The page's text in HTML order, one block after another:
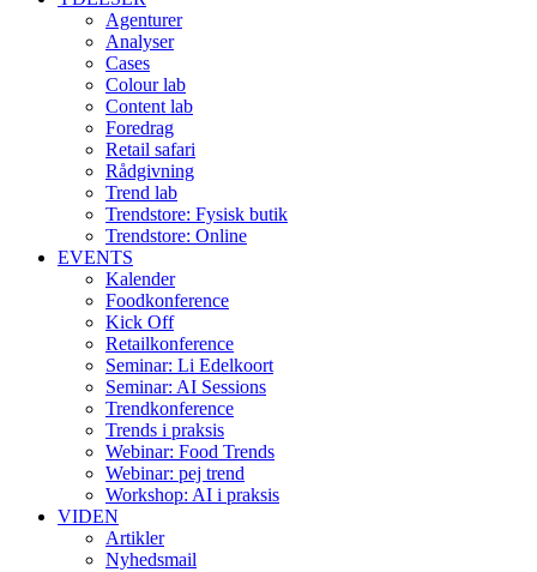
Agenturer
Analyser
Cases
Colour lab
Content lab
Foredrag
Retail safari
Rådgivning
Trend lab
Trendstore: Fysisk butik
Trendstore: Online
EVENTS
Kalender
Foodkonference
Kick Off
Retailkonference
Seminar: Li Edelkoort
Seminar: AI Sessions
Trendkonference
Trends i praksis
Webinar: Food Trends
Webinar: pej trend
Workshop: AI i praksis
VIDEN
Artikler
Nyhedsmail